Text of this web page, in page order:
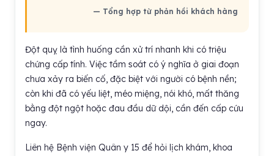
— Tổng hợp từ phản hồi khách hàng
Đột quỵ là tình huống cần xử trí nhanh khi có triệu
chứng cấp tính. Việc tầm soát có ý nghĩa ở giai đoạn
chưa xảy ra biến cố, đặc biệt với người có bệnh nền;
còn khi đã có yếu liệt, méo miệng, nói khó, mất thăng
bằng đột ngột hoặc đau đầu dữ dội, cần đến cấp cứu
ngay.
Liên hệ Bệnh viện Quân y 15 để hỏi lịch khám, khoa